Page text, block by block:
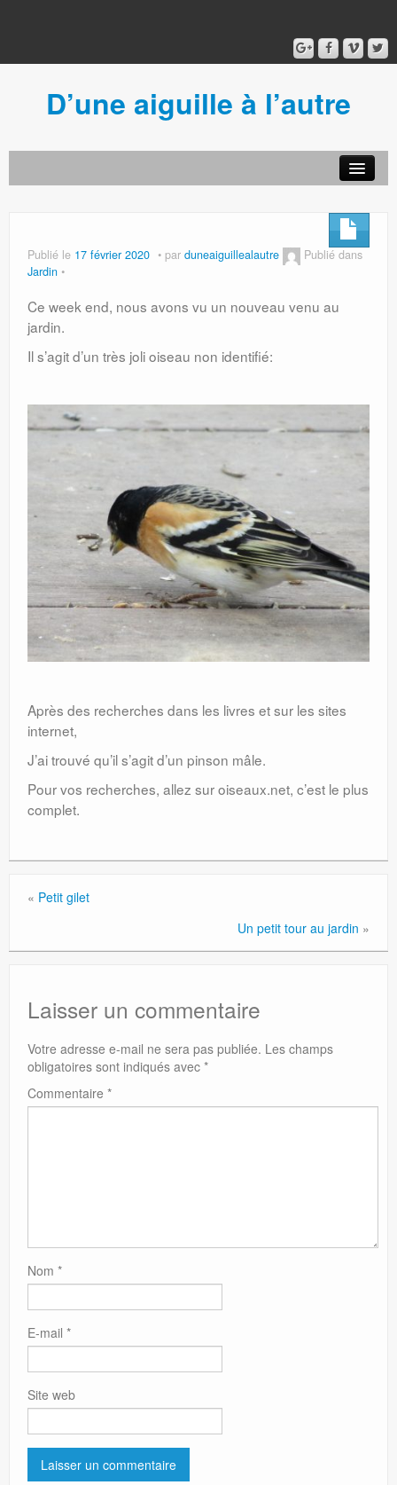
D’une aiguille à l’autre
Publié le 17 février 2020 par duneaiguillealautre
Publié dans
Jardin
Ce week end, nous avons vu un nouveau venu au
jardin.
Il s’agit d’un très joli oiseau non identifié:
Après des recherches dans les livres et sur les sites
internet,
J’ai trouvé qu’il s’agit d’un pinson mâle.
Pour vos recherches, allez sur oiseaux.net, c’est le plus
complet.
« Petit gilet
Un petit tour au jardin »
Laisser un commentaire
Votre adresse e-mail ne sera pas publiée. Les champs
obligatoires sont indiqués avec *
Commentaire *
Nom *
E-mail *
Site web